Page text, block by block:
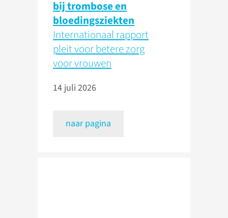
bij trombose en
bloedingsziekten
Internationaal rapport
pleit voor betere zorg
voor vrouwen
14 juli 2026
naar pagina